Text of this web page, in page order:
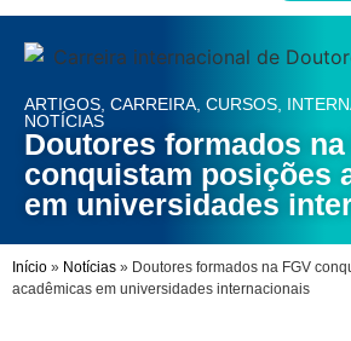
ARTIGOS CARREIRA CURSOS
NOTÍCIAS
Doutores formados na
conquistam posições
em universidades
Início » Notícias » Doutores formados na FGV
acadêmicas em universidades internacionais